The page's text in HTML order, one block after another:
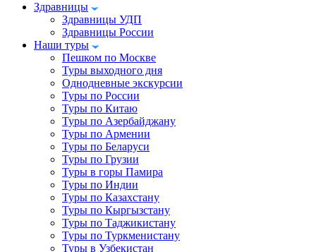
Здравницы
Здравницы УДП
Здравницы России
Наши туры
Пешком по Москве
Туры выходного дня
Однодневные экскурсии
Туры по России
Туры по Китаю
Туры по Азербайджану
Туры по Армении
Туры по Беларуси
Туры по Грузии
Туры в горы Памира
Туры по Индии
Туры по Казахстану
Туры по Кыргызстану
Туры по Таджикистану
Туры по Туркменистану
Туры в Узбекистан